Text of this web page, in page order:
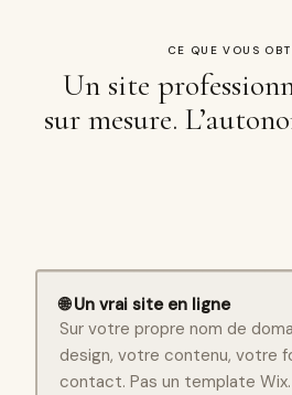
CE QUE VOUS
Un site
sur mesure.
🌐 Un vrai site en ligne
Sur votre propre nom de
design, votre contenu, votre
contact. Pas un template